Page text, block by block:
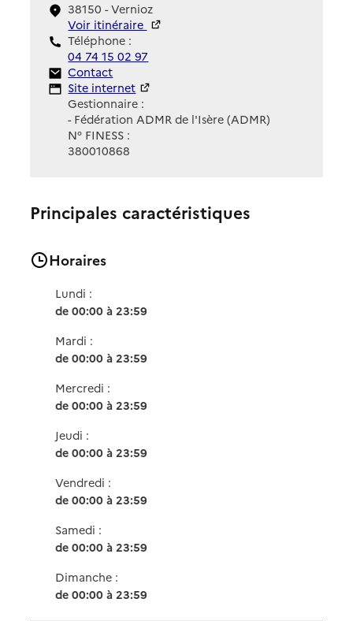
38150 - Vernioz
Voir itinéraire
Téléphone :
04 74 15 02 97
Contact
Contact
Site Internet
Site internet
Gestionnaire :
- Fédération ADMR de l'Isère (ADMR)
N° FINESS :
380010868
Principales caractéristiques
Horaires
Lundi :
de 00:00 à 23:59
Mardi :
de 00:00 à 23:59
Mercredi :
de 00:00 à 23:59
Jeudi :
de 00:00 à 23:59
Vendredi :
de 00:00 à 23:59
Samedi :
de 00:00 à 23:59
Dimanche :
de 00:00 à 23:59